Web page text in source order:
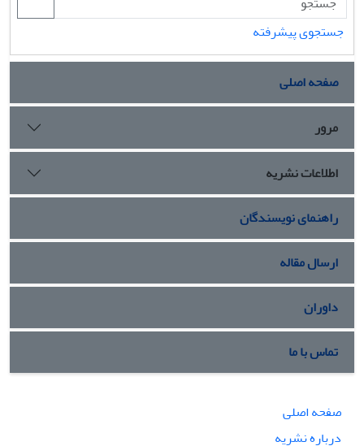
جستجوی پیشرفته
صفحه اصلی
مرور
اطلاعات نشریه
راهنمای نویسندگان
ارسال مقاله
داوران
تماس با ما
صفحه اصلی
درباره نشریه